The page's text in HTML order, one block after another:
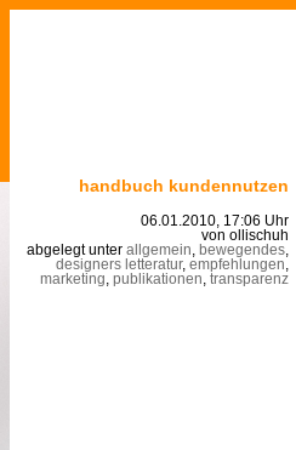
handbuch kundennutzen
06.01.2010, 17:06 Uhr
von ollischuh
abgelegt unter allgemein bewegendes
designers letteratur, empfehlungen
marketing publikationen transparenz